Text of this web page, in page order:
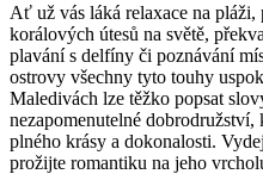
Ať už vás láká relaxace na pláži,
korálových útesů na světě,
plavání s delfíny či poznávání
ostrovy všechny tyto touhy
Maledivách lze těžko popsat
nezapomenutelné dobrodružství,
plného krásy a ⁢dokonalosti.
⁢prožijte romantiku na jeho